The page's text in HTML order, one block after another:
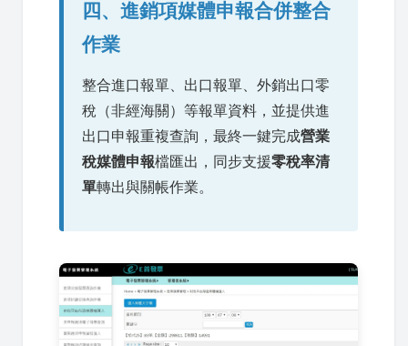
四、進銷項媒體申報合併整合
作業
整合進口報單、出口報單、外銷出口零
稅（非經海關）等報單資料，並提供進
出口申報重複查詢，最終一鍵完成營業
稅媒體申報檔匯出，同步支援零稅率清
單轉出與關帳作業。